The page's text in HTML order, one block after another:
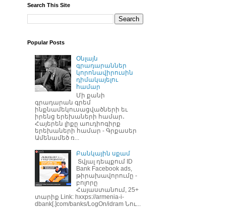
Search This Site
Popular Posts
Օնլայն
գրադարաններ
կորոնավիրուսին
դիմակայելու
համար
Մի քանի
գրադարան գրեմ
ինքնամեկուսացվածների եւ
իրենց երեխաների համար․
Հայերեն լիքը աուդիոգիրք
երեխաների համար - Գրքասեր
Ամենամեծ ռ...
Բանկային սքամ
Տվյալ դեպքում ID
Bank Facebook ads,
թիրախավորումը -
բոլորը
Հայաստանում, 25+
տարիք Link: hxxps://armenia-i-
dbank[.]com/banks/LogOn/idram Նու...